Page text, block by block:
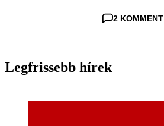
2 KOMMENT
Legfrissebb hírek